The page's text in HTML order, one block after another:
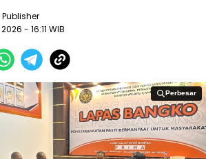
- 16:11 WIB
Perbesar
Perbesar